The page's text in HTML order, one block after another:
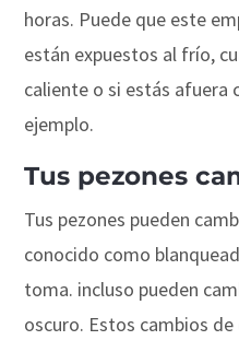
horas. Puede que este
están expuestos al frío,
caliente o si estás afuera
ejemplo.
Tus pezones
Tus pezones pueden
conocido como
toma. incluso pueden
oscuro. Estos cambios